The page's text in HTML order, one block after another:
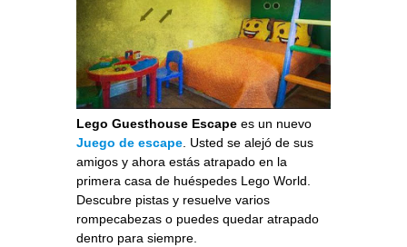
Lego Guesthouse Escape es un nuevo
Juego de escape . Usted se alejó de sus
amigos y ahora estás atrapado en la
primera casa de huéspedes Lego World.
Descubre pistas y resuelve varios
rompecabezas o puedes quedar atrapado
dentro para siempre.